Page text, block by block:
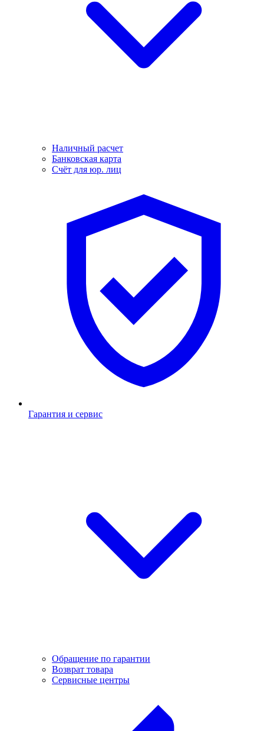
Наличный расчет
Банковская карта
Счёт для юр. лиц
Гарантия и сервис
Обращение по гарантии
Возврат товара
Сервисные центры